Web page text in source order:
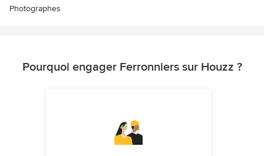
Photographes
Pourquoi engager Ferronniers sur Houzz ?